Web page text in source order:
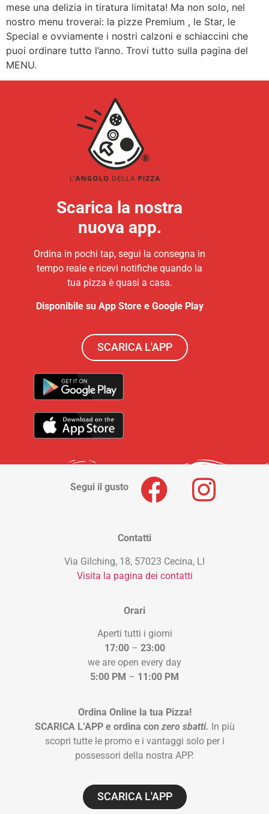
mese una delizia in tiratura limitata! Ma non solo, nel
nostro menu troverai: la pizze Premium , le Star, le
Special e ovviamente i nostri calzoni e schiaccini che
puoi ordinare tutto l’anno. Trovi tutto sulla pagina del
MENU.
Scarica la nostra
nuova app.
Ordina in pochi tap, segui la consegna in
tempo reale e ricevi notifiche quando la
tua pizza è quasi a casa.
Disponibile su App Store e Google Play
SCARICA L'APP
Segui il gusto
Contatti
Via Gilching, 18, 57023 Cecina, LI
Visita la pagina dei contatti
Orari
Aperti tutti i giorni
17:00– 23:00
we are open every day
5:00 PM – 11:00 PM
Ordina Online la tua Pizza!
SCARICA L’APP e ordina con zero sbatti. In più
scopri tutte le promo e i vantaggi solo per i
possessori della nostra APP.
SCARICA L'APP